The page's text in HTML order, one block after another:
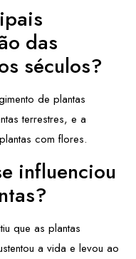
das
séculos?
de plantas
terrestres, e a
com flores.
influenciou
que as plantas
a vida e levou ao